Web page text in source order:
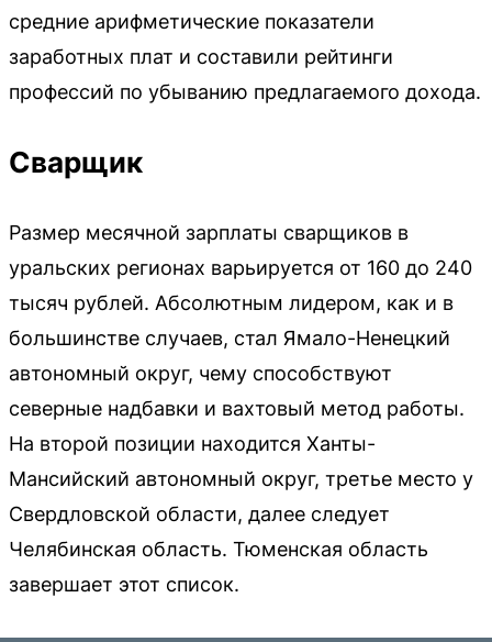
средние арифметические показатели
заработных плат и составили рейтинги
профессий по убыванию предлагаемого дохода.
Сварщик
Размер месячной зарплаты сварщиков в
уральских регионах варьируется от 160 до 240
тысяч рублей. Абсолютным лидером, как и в
большинстве случаев, стал Ямало-Ненецкий
автономный округ, чему способствуют
северные надбавки и вахтовый метод работы.
На второй позиции находится Ханты-
Мансийский автономный округ, третье место у
Свердловской области, далее следует
Челябинская область. Тюменская область
завершает этот список.